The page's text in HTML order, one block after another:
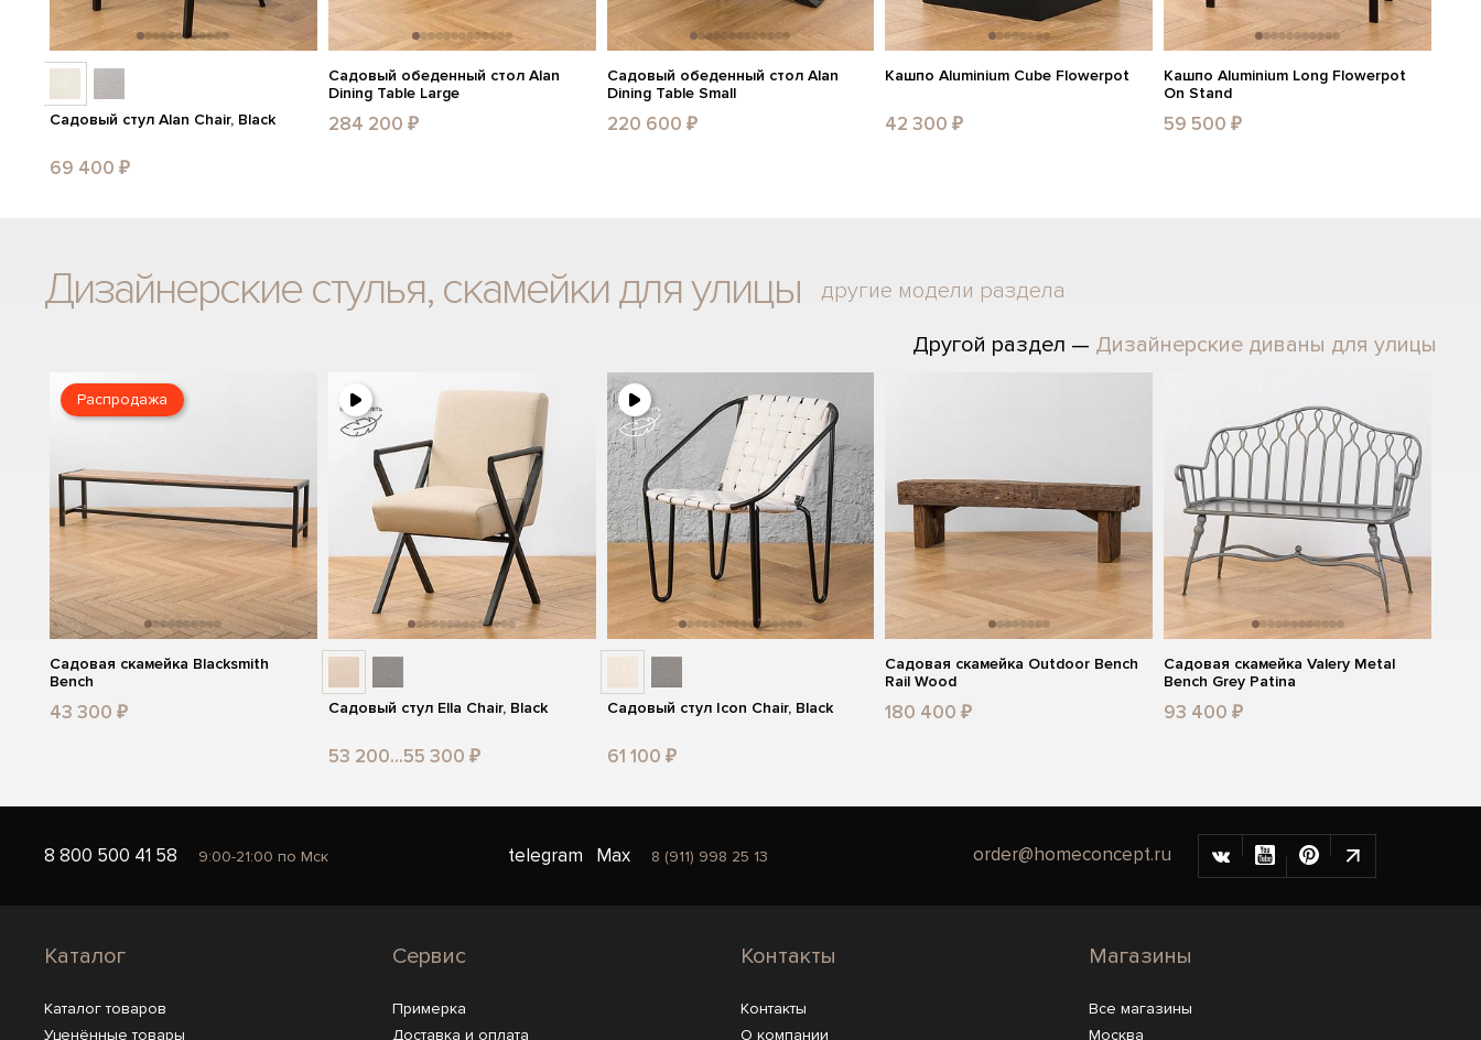
Садовый стул Alan Chair, Black
69 400 ₽
Садовый обеденный стол Alan
Dining Table Large
284 200 ₽
Садовый обеденный стол Alan
Dining Table Small
220 600 ₽
Кашпо Aluminium Cube Flowerpot
42 300 ₽
Кашпо Aluminium Long Flowerpot
On Stand
59 500 ₽
Дизайнерские стулья, скамейки для улицы другие модели раздела
Другой раздел — Дизайнерские диваны для улицы
Распродажа
Садовая скамейка Blacksmith
Bench
43 300 ₽ Садовый стул Ella Chair, Black
53 200...55 300 ₽
Садовый стул Icon Chair, Black
61 100 ₽
Садовая скамейка Outdoor Bench
Rail Wood
180 400 ₽
Садовая скамейка Valery Metal
Bench Grey Patina
93 400 ₽
8 800 500 41 58 9:00-21:00 по Мск telegram Max 8 (911) 998 25 13 order@homeconcept.ru
Каталог
Каталог товаров
Уценённые товары
Сервис
Примерка
Доставка и оплата
Контакты
Контакты
О компании
Магазины
Все магазины
Москва